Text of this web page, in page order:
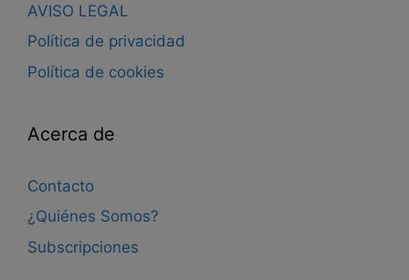
AVISO LEGAL
Política de privacidad
Política de cookies
Acerca de
Contacto
¿Quiénes Somos?
Subscripciones